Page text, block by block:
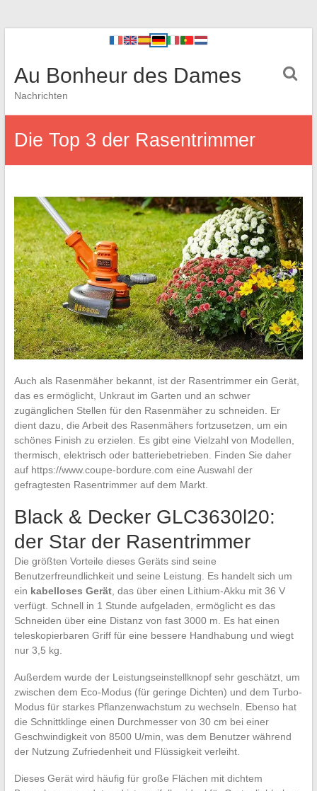
Au Bonheur des Dames
Nachrichten
Die Top 3 der Rasentrimmer
Auch als Rasenmäher bekannt, ist der Rasentrimmer ein Gerät,
das es ermöglicht, Unkraut im Garten und an schwer
zugänglichen Stellen für den Rasenmäher zu schneiden. Er
dient dazu, die Arbeit des Rasenmähers fortzusetzen, um ein
schönes Finish zu erzielen. Es gibt eine Vielzahl von Modellen,
thermisch, elektrisch oder batteriebetrieben. Finden Sie daher
auf https://www.coupe-bordure.com eine Auswahl der
gefragtesten Rasentrimmer auf dem Markt.
Black & Decker GLC3630l20:
der Star der Rasentrimmer
Die größten Vorteile dieses Geräts sind seine
Benutzerfreundlichkeit und seine Leistung. Es handelt sich um
ein kabelloses Gerät, das über einen Lithium-Akku mit 36 V
verfügt. Schnell in 1 Stunde aufgeladen, ermöglicht es das
Schneiden über eine Distanz von fast 3000 m. Es hat einen
teleskopierbaren Griff für eine bessere Handhabung und wiegt
nur 3,5 kg.
Außerdem wurde der Leistungseinstellknopf sehr geschätzt, um
zwischen dem Eco-Modus (für geringe Dichten) und dem Turbo-
Modus für starkes Pflanzenwachstum zu wechseln. Ebenso hat
die Schnittklinge einen Durchmesser von 30 cm bei einer
Geschwindigkeit von 8500 U/min, was dem Benutzer während
der Nutzung Zufriedenheit und Flüssigkeit verleiht.
Dieses Gerät wird häufig für große Flächen mit dichtem